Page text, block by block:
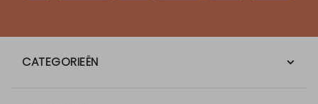
CATEGORIEËN